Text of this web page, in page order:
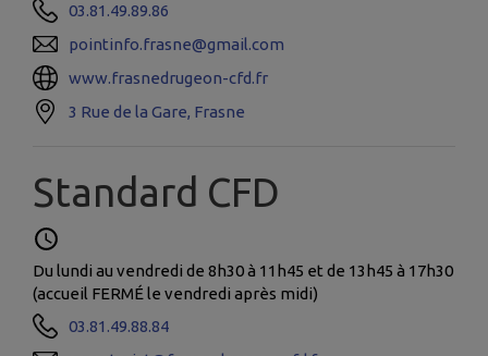
03.81.49.89.86
pointinfo.frasne@gmail.com
www.frasnedrugeon-cfd.fr
3 Rue de la Gare, Frasne
Standard CFD
Du lundi au vendredi de 8h30 à 11h45 et de 13h45 à 17h30
(accueil FERMÉ le vendredi après midi)
03.81.49.88.84